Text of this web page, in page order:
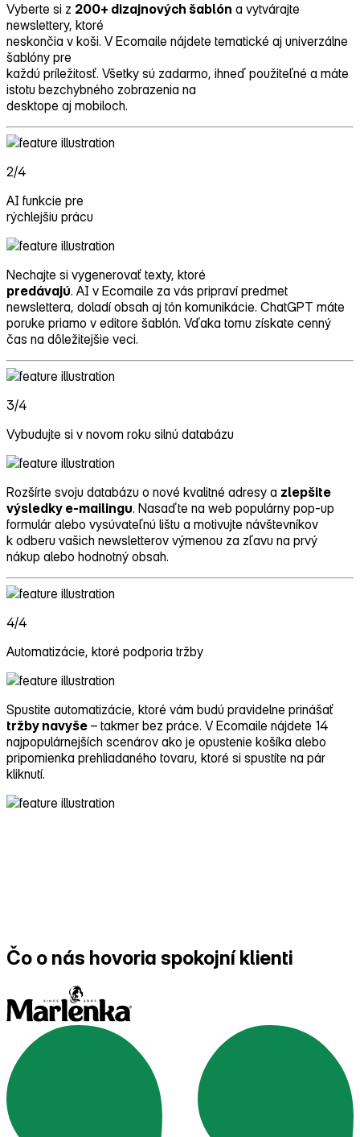
Vyberte si z 200+ dizajnových šablón a vytvárajte
newslettery, ktoré
neskončia v koši. V Ecomaile nájdete tematické aj univerzálne
šablóny pre
každú príležitosť. Všetky sú zadarmo, ihneď použiteľné a máte
istotu bezchybného zobrazenia na
desktope aj mobiloch.
2/4
AI funkcie pre
rýchlejšiu prácu
Nechajte si vygenerovať texty, ktoré
predávajú. AI v Ecomaile za vás pripraví predmet
newslettera, doladí obsah aj tón komunikácie. ChatGPT máte
poruke priamo v editore šablón. Vďaka tomu získate cenný
čas na dôležitejšie veci.
3/4
Vybudujte si v novom roku silnú databázu
Rozšírte svoju databázu o nové kvalitné adresy a zlepšite
výsledky e‑mailingu. Nasaďte na web populárny pop‑up
formulár alebo vysúvateľnú lištu a motivujte návštevníkov
k odberu vašich newsletterov výmenou za zľavu na prvý
nákup alebo hodnotný obsah.
4/4
Automatizácie, ktoré podporia tržby
Spustite automatizácie, ktoré vám budú pravidelne prinášať
tržby navyše – takmer bez práce. V Ecomaile nájdete 14
najpopulárnejších scenárov ako je opustenie košíka alebo
pripomienka prehliadaného tovaru, ktoré si spustíte na pár
kliknutí.
Čo o nás hovoria spokojní klienti